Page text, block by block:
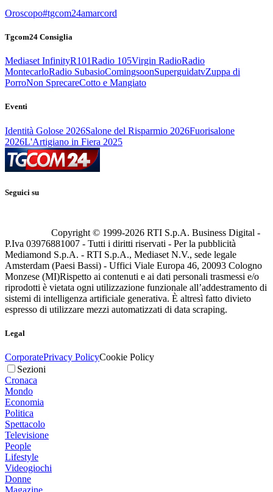
Oroscopo#tgcom24amarcord
Tgcom24 Consiglia
Mediaset InfinityR101Radio 105Virgin RadioRadio
MontecarloRadio SubasioComingsoonSuperguidatvZuppa di
PorroNon SprecareCotto e Mangiato
Eventi
Identità Golose 2026Salone del Risparmio 2026Fuorisalone
2026L'Artigiano in Fiera 2025
Seguici su
Copyright © 1999-2026 RTI S.p.A. Business Digital -
P.Iva 03976881007 - Tutti i diritti riservati - Per la pubblicità
Mediamond S.p.A. - RTI S.p.A., Mediaset N.V., sede legale
Amsterdam (Paesi Bassi) - Uffici Viale Europa 46, 20093 Cologno
Monzese (MI)Rispetto ai contenuti e ai dati personali trasmessi e/o
riprodotti è vietata ogni utilizzazione funzionale all’addestramento di
sistemi di intelligenza artificiale generativa. È altresì fatto divieto
espresso di utilizzare mezzi automatizzati di data scraping.
Legal
CorporatePrivacy PolicyCookie Policy
Sezioni
Cronaca
Mondo
Economia
Politica
Spettacolo
Televisione
People
Lifestyle
Videogiochi
Donne